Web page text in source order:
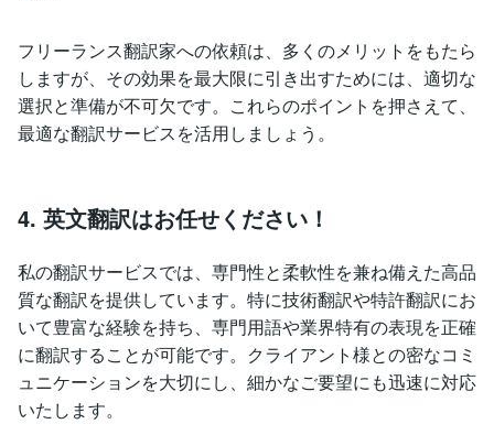
フリーランス翻訳家への依頼は、多くのメリットをもたら
しますが、その効果を最大限に引き出すためには、適切な
選択と準備が不可欠です。これらのポイントを押さえて、
最適な翻訳サービスを活用しましょう。
4. 英文翻訳はお任せください！
私の翻訳サービスでは、専門性と柔軟性を兼ね備えた高品
質な翻訳を提供しています。特に技術翻訳や特許翻訳にお
いて豊富な経験を持ち、専門用語や業界特有の表現を正確
に翻訳することが可能です。クライアント様との密なコミ
ュニケーションを大切にし、細かなご要望にも迅速に対応
いたします。